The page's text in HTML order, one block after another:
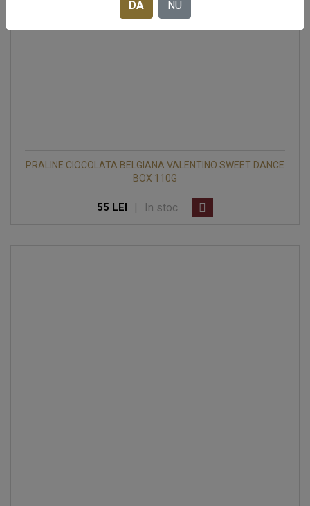
PRALINE CIOCOLATA BELGIANA VALENTINO SWEET DANCE
BOX 110G
55 LEI | In stoc
DA NU